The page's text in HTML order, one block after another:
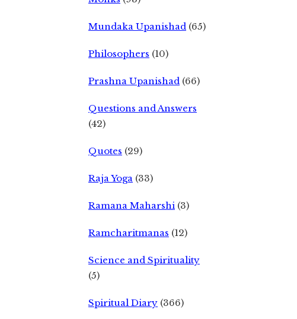
Mundaka Upanishad (65)
Philosophers (10)
Prashna Upanishad (66)
Questions and Answers
(42)
Quotes (29)
Raja Yoga (33)
Ramana Maharshi (3)
Ramcharitmanas (12)
Science and Spirituality
(5)
Spiritual Diary (366)